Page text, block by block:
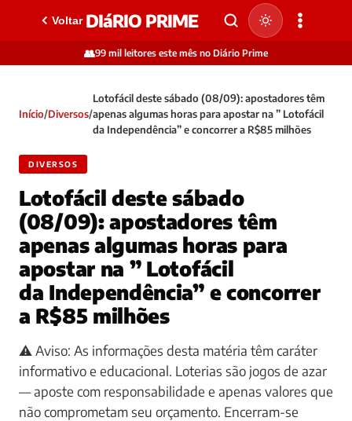
Voltar DIáRIO PRIME
👥99 mil leitores este mês no Diário Prime
Início/Diversos/
Lotofácil deste sábado (08/09): apostadores têm
apenas algumas horas para apostar na ” Lotofácil
da Independência” e concorrer a R$85 milhões
DIVERSOS
Lotofácil deste sábado
(08/09): apostadores têm
apenas algumas horas para
apostar na ” Lotofácil
da Independência” e concorrer
a R$85 milhões
⚠️ Aviso: As informações desta matéria têm caráter
informativo e educacional. Loterias são jogos de azar
— aposte com responsabilidade e apenas valores que
não comprometam seu orçamento. Encerram-se